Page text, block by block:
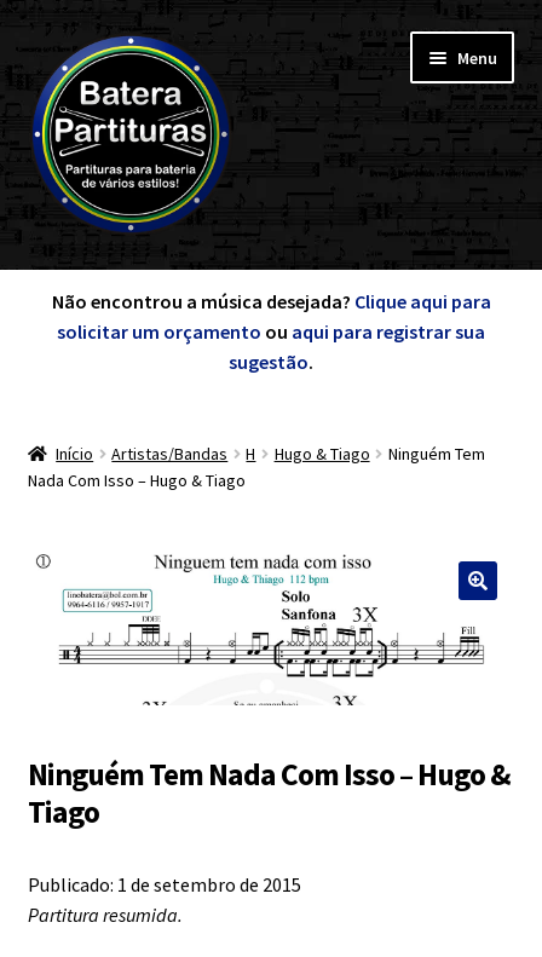
Pular
para
navegação
Pular
para
o
conteúdo
Menu
Cursos
menu
Grátis
Dúvidas
Mapa do site
Não encontrou a música desejada? Clique aqui para
solicitar um orçamento ou aqui para registrar sua
sugestão.
Início Artistas/Bandas H Hugo & Tiago
Ninguém Tem
Nada Com Isso – Hugo & Tiago
Ninguém Tem Nada Com Isso – Hugo &
Tiago
Publicado: 1 de setembro de 2015
Partitura resumida.